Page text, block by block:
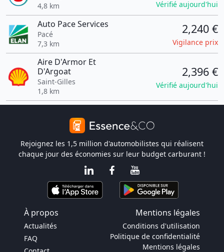
4,8 km
Vérifié aujourd'hui
Auto Pace Services
Pacé
7,3 km
2,240 €
Vigilance prix
Aire D'Armor Et
D'Argoat
Saint-Gilles
1,8 km
2,396 €
Vérifié aujourd'hui
Rejoignez les 1,5 million d'automobilistes qui réalisent
chaque jour des économies sur leur budget carburant !
À propos Mentions légales
Actualités
FAQ
Conditions d'utilisation
Politique de confidentialité
Mentions légales